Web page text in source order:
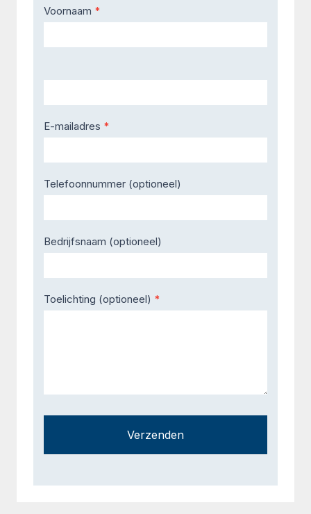
Contact
Us
Voornaam *
E-mailadres *
Telefoonnummer (optioneel)
Bedrijfsnaam (optioneel)
Toelichting (optioneel) *
Verzenden